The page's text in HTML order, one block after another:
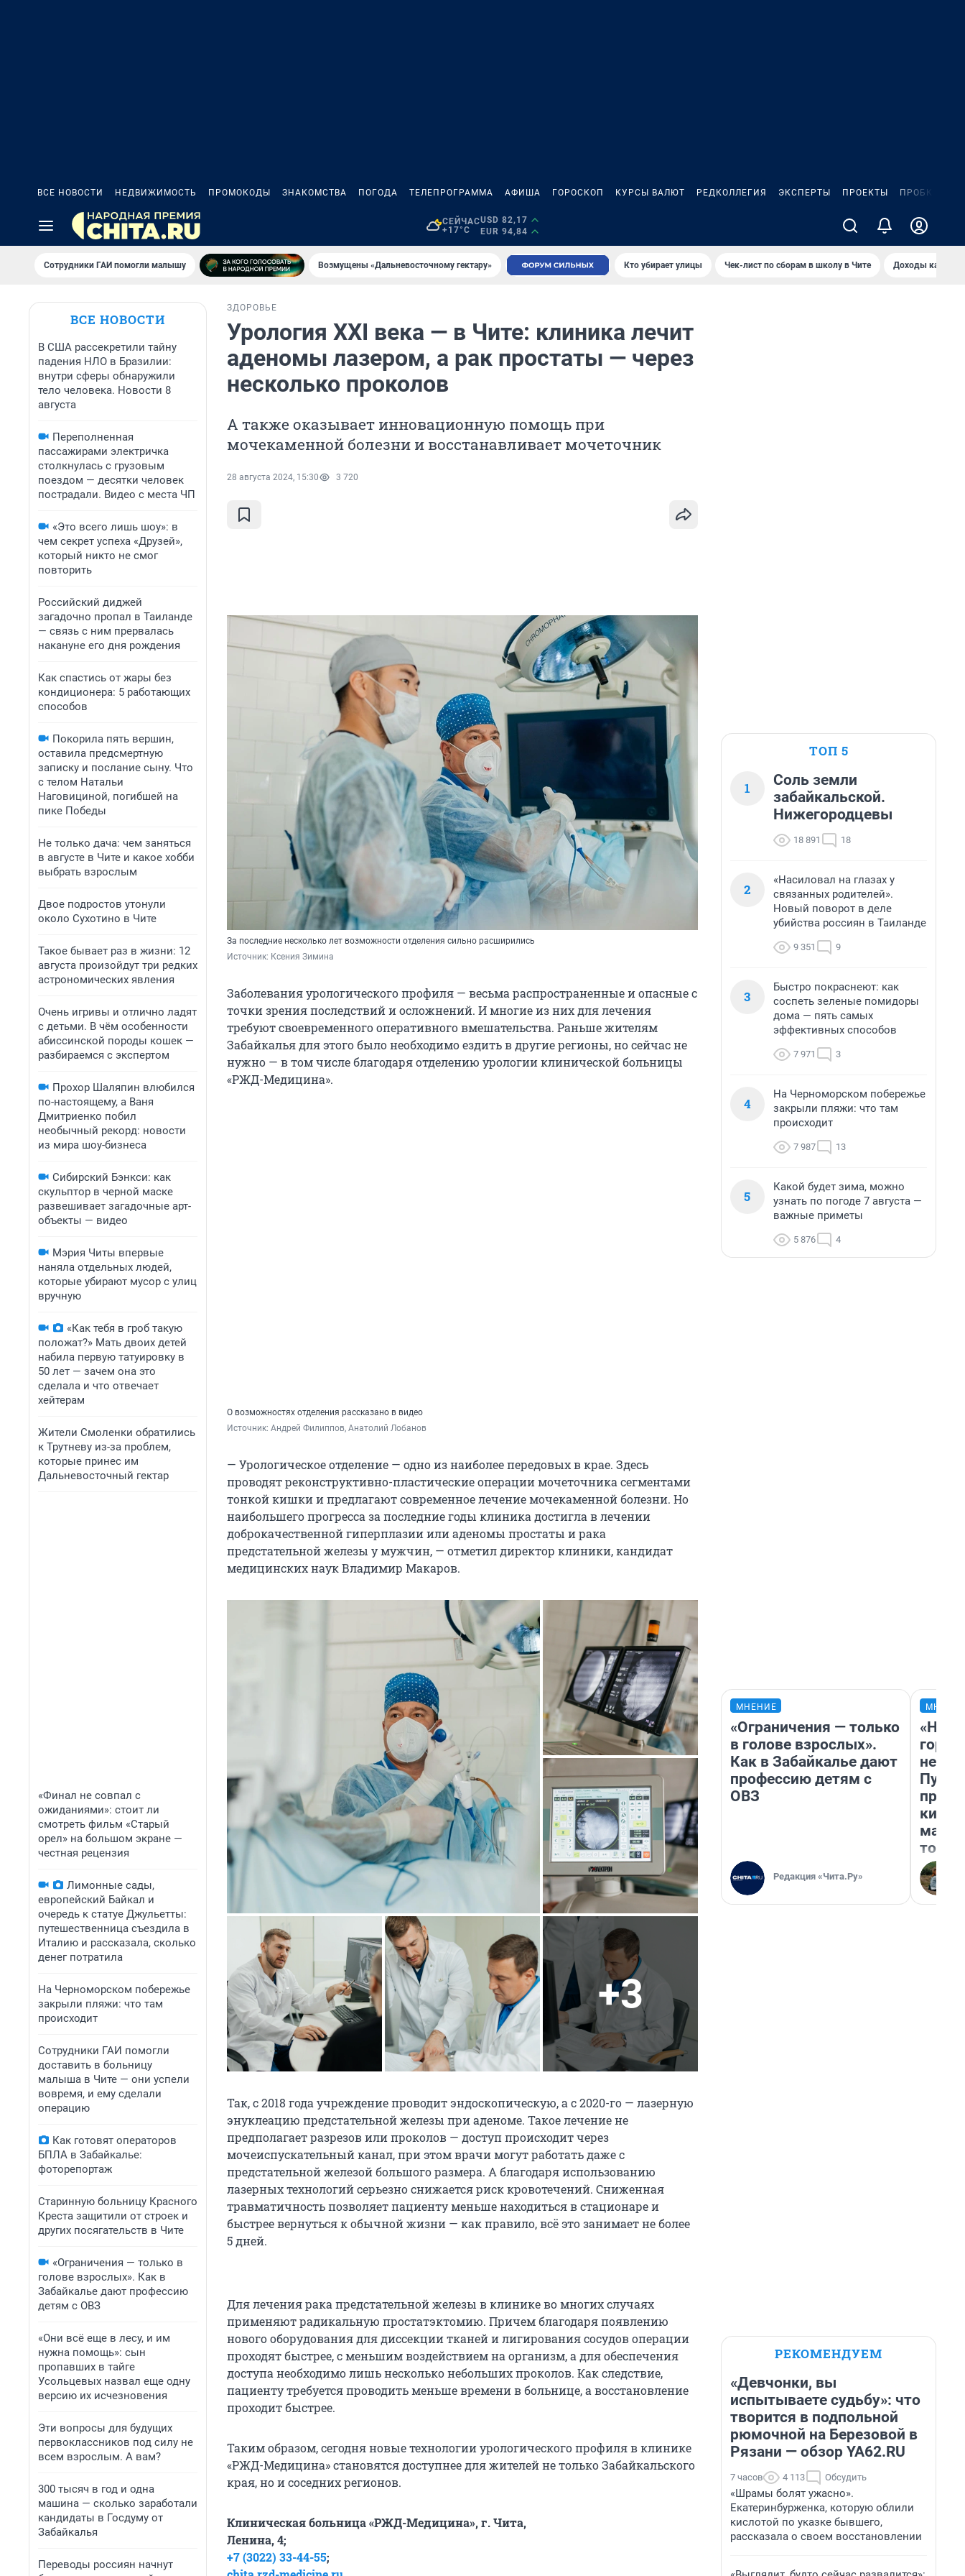
ВСЕ НОВОСТИ НЕДВИЖИМОСТЬ ПРОМОКОДЫ ЗНАКОМСТВА ПОГОДА ТЕЛЕПРОГРАММА АФИША ГОРОСКОП КУРСЫ ВАЛЮТ РЕДКОЛЛЕГИЯ ЭКСПЕРТЫ ПРОЕКТЫ ПРОБКИ
СЕЙЧАС
+17°C
USD 82,17
EUR 94,84
Сотрудники ГАИ помогли малышу Возмущены «Дальневосточному гектару» Кто убирает улицы Чек-лист по сборам в школу в Чите Доходы
ВСЕ НОВОСТИ
В США рассекретили тайну
падения НЛО в Бразилии:
внутри сферы обнаружили
тело человека. Новости 8
августа
Переполненная
пассажирами электричка
столкнулась с грузовым
поездом — десятки человек
пострадали. Видео с места ЧП
«Это всего лишь шоу»: в
чем секрет успеха «Друзей»,
который никто не смог
повторить
Российский диджей
загадочно пропал в Таиланде
— связь с ним прервалась
накануне его дня рождения
Как спастись от жары без
кондиционера: 5 работающих
способов
Покорила пять вершин,
оставила предсмертную
записку и послание сыну. Что
с телом Натальи
Наговициной, погибшей на
пике Победы
Не только дача: чем заняться
в августе в Чите и какое хобби
выбрать взрослым
Двое подростов утонули
около Сухотино в Чите
Такое бывает раз в жизни: 12
августа произойдут три редких
астрономических явления
Очень игривы и отлично ладят
с детьми. В чём особенности
абиссинской породы кошек —
разбираемся с экспертом
Прохор Шаляпин влюбился
по-настоящему, а Ваня
Дмитриенко побил
необычный рекорд: новости
из мира шоу-бизнеса
Сибирский Бэнкси: как
скульптор в черной маске
развешивает загадочные арт-
объекты — видео
Мэрия Читы впервые
наняла отдельных людей,
которые убирают мусор с улиц
вручную
«Как тебя в гроб такую
положат?» Мать двоих детей
набила первую татуировку в
50 лет — зачем она это
сделала и что отвечает
хейтерам
Жители Смоленки обратились
к Трутневу из-за проблем,
которые принес им
Дальневосточный гектар
«Финал не совпал с
ожиданиями»: стоит ли
смотреть фильм «Старый
орел» на большом экране —
честная рецензия
Лимонные сады,
европейский Байкал и
очередь к статуе Джульетты:
путешественница съездила в
Италию и рассказала, сколько
денег потратила
На Черноморском побережье
закрыли пляжи: что там
происходит
Сотрудники ГАИ помогли
доставить в больницу
малыша в Чите — они успели
вовремя, и ему сделали
операцию
Как готовят операторов
БПЛА в Забайкалье:
фоторепортаж
Старинную больницу Красного
Креста защитили от строек и
других посягательств в Чите
«Ограничения — только в
голове взрослых». Как в
Забайкалье дают профессию
детям с ОВЗ
«Они всё еще в лесу, и им
нужна помощь»: сын
пропавших в тайге
Усольцевых назвал еще одну
версию их исчезновения
Эти вопросы для будущих
первоклассников под силу не
всем взрослым. А вам?
300 тысяч в год и одна
машина — сколько заработали
кандидаты в Госдуму от
Забайкалья
Переводы россиян начнут
ЗДОРОВЬЕ
Урология XXI века — в Чите: клиника лечит
аденомы лазером, а рак простаты — через
несколько проколов
А также оказывает инновационную помощь при
мочекаменной болезни и восстанавливает мочеточник
28 августа 2024, 15:30 3 720
За последние несколько лет возможности отделения сильно расширились
Источник: Ксения Зимина
Заболевания урологического профиля — весьма распространенные и опасные с
точки зрения последствий и осложнений. И многие из них для лечения
требуют своевременного оперативного вмешательства. Раньше жителям
Забайкалья для этого было необходимо ездить в другие регионы, но сейчас не
нужно — в том числе благодаря отделению урологии клинической больницы
«РЖД-Медицина».
О возможностях отделения рассказано в видео
Источник: Андрей Филиппов, Анатолий Лобанов
— Урологическое отделение — одно из наиболее передовых в крае. Здесь
проводят реконструктивно-пластические операции мочеточника сегментами
тонкой кишки и предлагают современное лечение мочекаменной болезни. Но
наибольшего прогресса за последние годы клиника достигла в лечении
доброкачественной гиперплазии или аденомы простаты и рака
предстательной железы у мужчин, — отметил директор клиники, кандидат
медицинских наук Владимир Макаров.
+3
Так, с 2018 года учреждение проводит эндоскопическую, а с 2020-го — лазерную
энуклеацию предстательной железы при аденоме. Такое лечение не
предполагает разрезов или проколов — доступ происходит через
мочеиспускательный канал, при этом врачи могут работать даже с
предстательной железой большого размера. А благодаря использованию
лазерных технологий серьезно снижается риск кровотечений. Сниженная
травматичность позволяет пациенту меньше находиться в стационаре и
быстрее вернуться к обычной жизни — как правило, всё это занимает не более
5 дней.
Для лечения рака предстательной железы в клинике во многих случаях
применяют радикальную простатэктомию. Причем благодаря появлению
нового оборудования для диссекции тканей и лигирования сосудов операции
проходят быстрее, с меньшим воздействием на организм, а для обеспечения
доступа необходимо лишь несколько небольших проколов. Как следствие,
пациенту требуется проводить меньше времени в больнице, а восстановление
проходит быстрее.
Таким образом, сегодня новые технологии урологического профиля в клинике
«РЖД-Медицина» становятся доступнее для жителей не только Забайкальского
края, но и соседних регионов.
Клиническая больница «РЖД-Медицина», г. Чита,
Ленина, 4;
+7 (3022) 33-44-55;
ТОП 5
1
Соль земли
забайкальской.
Нижегородцевы
18 891 18
2
«Насиловал на глазах у
связанных родителей».
Новый поворот в деле
убийства россиян в Таиланде
9 351 9
3
Быстро покраснеют: как
соспеть зеленые помидоры
дома — пять самых
эффективных способов
7 971 3
4
На Черноморском побережье
закрыли пляжи: что там
происходит
7 987 13
5
Какой будет зима, можно
узнать по погоде 7 августа —
важные приметы
5 876 4
МНЕНИЕ
«Ограничения — только
в голове взрослых».
Как в Забайкалье дают
профессию детям с
ОВЗ
Редакция «Чита.Ру»
«Нет
того
РЕКОМЕНДУЕМ
«Девчонки, вы
испытываете судьбу»: что
творится в подпольной
рюмочной на Березовой в
Рязани — обзор YA62.RU
7 часов 4 113 Обсудить
«Шрамы болят ужасно».
Екатеринбурженка, которую облили
кислотой по указке бывшего,
рассказала о своем восстановлении